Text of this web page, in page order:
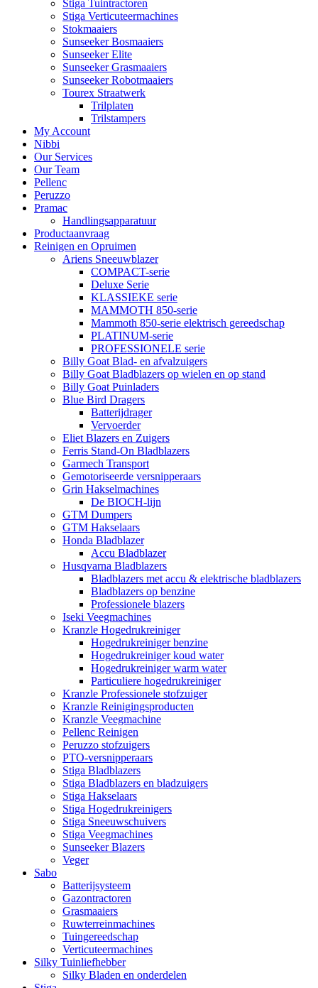
Stiga Tuintractoren
Stiga Verticuteermachines
Stokmaaiers
Sunseeker Bosmaaiers
Sunseeker Elite
Sunseeker Grasmaaiers
Sunseeker Robotmaaiers
Tourex Straatwerk
Trilplaten
Trilstampers
My Account
Nibbi
Our Services
Our Team
Pellenc
Peruzzo
Pramac
Handlingsapparatuur
Productaanvraag
Reinigen en Opruimen
Ariens Sneeuwblazer
COMPACT-serie
Deluxe Serie
KLASSIEKE serie
MAMMOTH 850-serie
Mammoth 850-serie elektrisch gereedschap
PLATINUM-serie
PROFESSIONELE serie
Billy Goat Blad- en afvalzuigers
Billy Goat Bladblazers op wielen en op stand
Billy Goat Puinladers
Blue Bird Dragers
Batterijdrager
Vervoerder
Eliet Blazers en Zuigers
Ferris Stand-On Bladblazers
Garmech Transport
Gemotoriseerde versnipperaars
Grin Hakselmachines
De BIOCH-lijn
GTM Dumpers
GTM Hakselaars
Honda Bladblazer
Accu Bladblazer
Husqvarna Bladblazers
Bladblazers met accu & elektrische bladblazers
Bladblazers op benzine
Professionele blazers
Iseki Veegmachines
Kranzle Hogedrukreiniger
Hogedrukreiniger benzine
Hogedrukreiniger koud water
Hogedrukreiniger warm water
Particuliere hogedrukreiniger
Kranzle Professionele stofzuiger
Kranzle Reinigingsproducten
Kranzle Veegmachine
Pellenc Reinigen
Peruzzo stofzuigers
PTO-versnipperaars
Stiga Bladblazers
Stiga Bladblazers en bladzuigers
Stiga Hakselaars
Stiga Hogedrukreinigers
Stiga Sneeuwschuivers
Stiga Veegmachines
Sunseeker Blazers
Veger
Sabo
Batterijsysteem
Gazontractoren
Grasmaaiers
Ruwterreinmachines
Tuingereedschap
Verticuteermachines
Silky Tuinliefhebber
Silky Bladen en onderdelen